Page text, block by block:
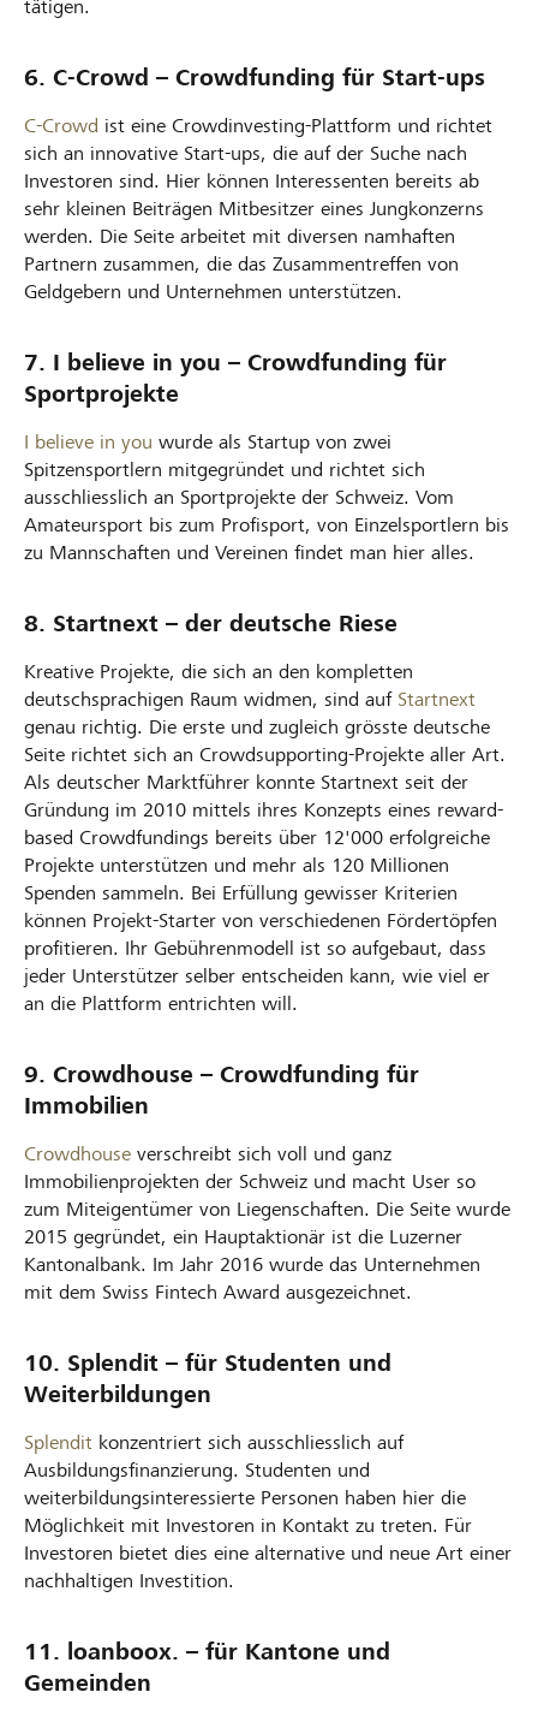
tätigen.
6. C-Crowd – Crowdfunding für Start-ups
C-Crowd ist eine Crowdinvesting-Plattform und richtet
sich an innovative Start-ups, die auf der Suche nach
Investoren sind. Hier können Interessenten bereits ab
sehr kleinen Beiträgen Mitbesitzer eines Jungkonzerns
werden. Die Seite arbeitet mit diversen namhaften
Partnern zusammen, die das Zusammentreffen von
Geldgebern und Unternehmen unterstützen.
7. I believe in you – Crowdfunding für
Sportprojekte
I believe in you wurde als Startup von zwei
Spitzensportlern mitgegründet und richtet sich
ausschliesslich an Sportprojekte der Schweiz. Vom
Amateursport bis zum Profisport, von Einzelsportlern bis
zu Mannschaften und Vereinen findet man hier alles.
8. Startnext – der deutsche Riese
Kreative Projekte, die sich an den kompletten
deutschsprachigen Raum widmen, sind auf Startnext
genau richtig. Die erste und zugleich grösste deutsche
Seite richtet sich an Crowdsupporting-Projekte aller Art.
Als deutscher Marktführer konnte Startnext seit der
Gründung im 2010 mittels ihres Konzepts eines reward-
based Crowdfundings bereits über 12'000 erfolgreiche
Projekte unterstützen und mehr als 120 Millionen
Spenden sammeln. Bei Erfüllung gewisser Kriterien
können Projekt-Starter von verschiedenen Fördertöpfen
profitieren. Ihr Gebührenmodell ist so aufgebaut, dass
jeder Unterstützer selber entscheiden kann, wie viel er
an die Plattform entrichten will.
9. Crowdhouse – Crowdfunding für
Immobilien
Crowdhouse verschreibt sich voll und ganz
Immobilienprojekten der Schweiz und macht User so
zum Miteigentümer von Liegenschaften. Die Seite wurde
2015 gegründet, ein Hauptaktionär ist die Luzerner
Kantonalbank. Im Jahr 2016 wurde das Unternehmen
mit dem Swiss Fintech Award ausgezeichnet.
10. Splendit – für Studenten und
Weiterbildungen
Splendit konzentriert sich ausschliesslich auf
Ausbildungsfinanzierung. Studenten und
weiterbildungsinteressierte Personen haben hier die
Möglichkeit mit Investoren in Kontakt zu treten. Für
Investoren bietet dies eine alternative und neue Art einer
nachhaltigen Investition.
11. loanboox. – für Kantone und
Gemeinden